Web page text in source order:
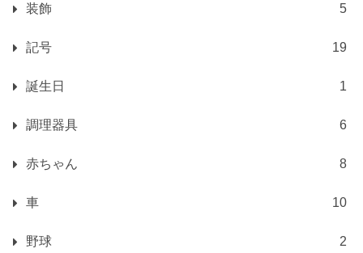
装飾 5
記号 19
誕生日 1
調理器具 6
赤ちゃん 8
車 10
野球 2